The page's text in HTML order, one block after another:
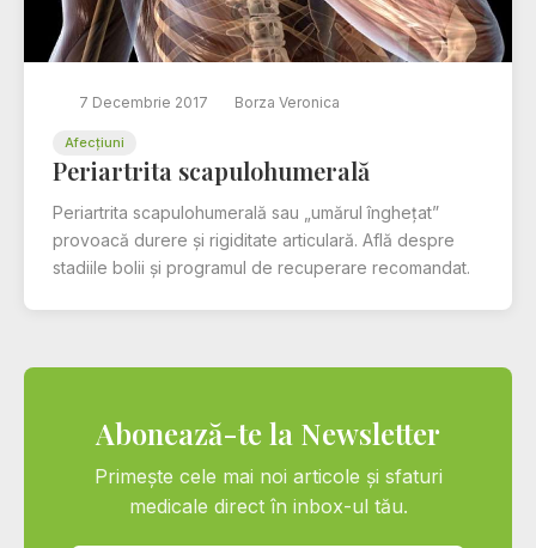
7 Decembrie 2017 Borza Veronica
Afecțiuni
Periartrita scapulohumerală
Periartrita scapulohumerală sau „umărul înghețat”
provoacă durere și rigiditate articulară. Află despre
stadiile bolii și programul de recuperare recomandat.
Abonează-te la Newsletter
Primește cele mai noi articole și sfaturi
medicale direct în inbox-ul tău.